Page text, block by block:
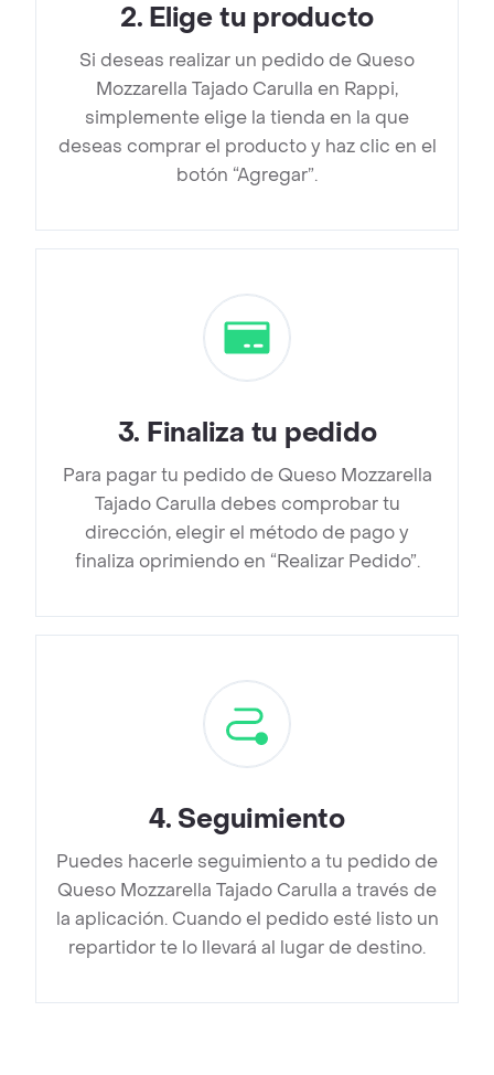
2. Elige tu producto
Si deseas realizar un pedido de Queso
Mozzarella Tajado Carulla en Rappi,
simplemente elige la tienda en la que
deseas comprar el producto y haz clic en el
botón “Agregar”.
3. Finaliza tu pedido
Para pagar tu pedido de Queso Mozzarella
Tajado Carulla debes comprobar tu
dirección, elegir el método de pago y
finaliza oprimiendo en “Realizar Pedido”.
4. Seguimiento
Puedes hacerle seguimiento a tu pedido de
Queso Mozzarella Tajado Carulla a través de
la aplicación. Cuando el pedido esté listo un
repartidor te lo llevará al lugar de destino.